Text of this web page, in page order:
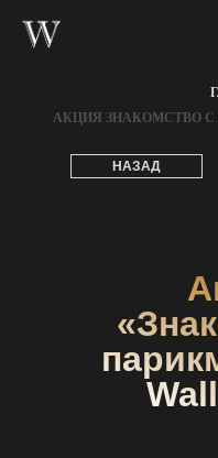
АКЦИЯ ЗНАКОМСТВО С
НАЗАД